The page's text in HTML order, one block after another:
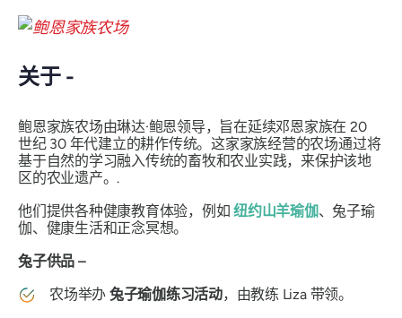
关于 -
鲍恩家族农场由琳达·鲍恩领导，旨在延续邓恩家族在 20
世纪 30 年代建立的耕作传统。这家家族经营的农场通过将
基于自然的学习融入传统的畜牧和农业实践，来保护该地
区的农业遗产。.
他们提供各种健康教育体验，例如纽约山羊瑜伽、兔子瑜
伽、健康生活和正念冥想。
兔子供品 –
农场举办 兔子瑜伽练习活动，由教练 Liza 带领。